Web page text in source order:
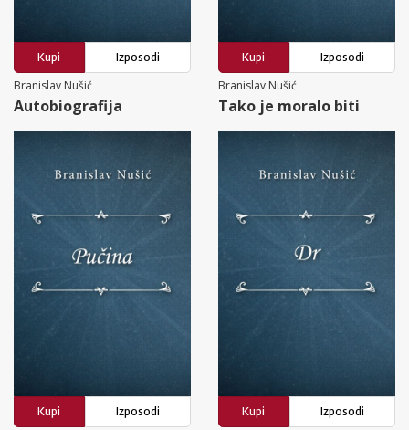
Kupi
Izposodi
Branislav Nušić
Autobiografija
Kupi
Izposodi
Branislav Nušić
Tako je moralo biti
Kupi
Izposodi
Kupi
Izposodi